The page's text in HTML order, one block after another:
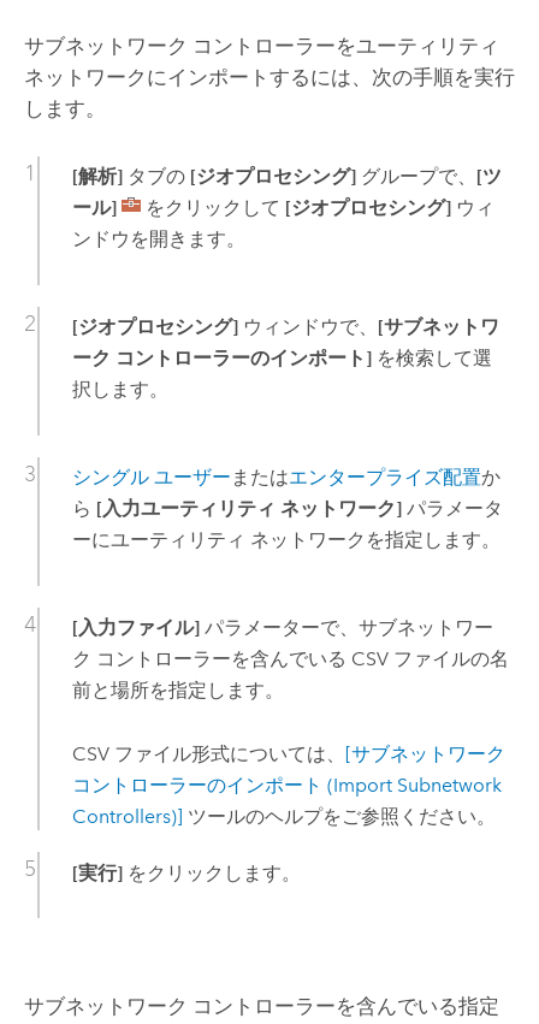
サブネットワーク コントローラーをユーティリティ
ネットワークにインポートするには、次の手順を実行
します。
[解析]タブの [ジオプロセシング]グループで、 [ツ
ール]
をクリックして [ジオプロセシング]ウィ
ンドウを開きます。
[ジオプロセシング]ウィンドウで、 [サブネットワ
ーク コントローラーのインポート]を検索して選
択します。
シングル ユーザー またはエンタープライズ配置か
ら [入力ユーティリティ ネットワーク]パラメータ
ーにユーティリティ ネットワークを指定します。
[入力ファイル]パラメーターで、サブネットワー
ク コントローラーを含んでいる CSV ファイルの名
前と場所を指定します。
CSV ファイル形式については、 [サブネットワーク
コントローラーのインポート (Import Subnetwork
Controllers)] ツールのヘルプをご参照ください。
[実行]をクリックします。
サブネットワーク コントローラーを含んでいる指定